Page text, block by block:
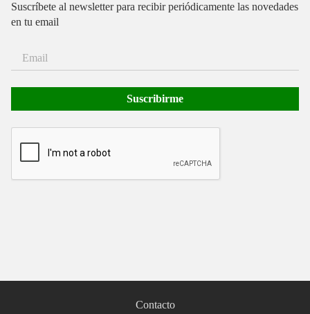
Suscríbete al newsletter para recibir periódicamente las novedades
en tu email
Suscribirme
Contacto